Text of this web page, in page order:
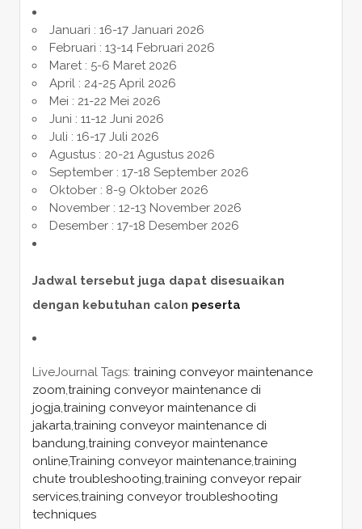
Januari : 16-17 Januari 2026
Februari : 13-14 Februari 2026
Maret : 5-6 Maret 2026
April : 24-25 April 2026
Mei : 21-22 Mei 2026
Juni : 11-12 Juni 2026
Juli : 16-17 Juli 2026
Agustus : 20-21 Agustus 2026
September : 17-18 September 2026
Oktober : 8-9 Oktober 2026
November : 12-13 November 2026
Desember : 17-18 Desember 2026
Jadwal tersebut juga dapat disesuaikan
dengan kebutuhan calon peserta
LiveJournal Tags: training conveyor maintenance
zoom,training conveyor maintenance di
jogja,training conveyor maintenance di
jakarta,training conveyor maintenance di
bandung,training conveyor maintenance
online,Training conveyor maintenance,training
chute troubleshooting,training conveyor repair
services,training conveyor troubleshooting
techniques